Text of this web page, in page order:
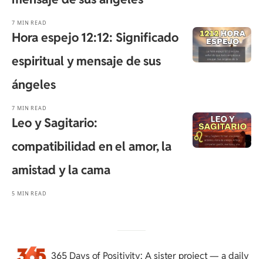
7 MIN READ
Hora espejo 12:12: Significado
espiritual y mensaje de sus
ángeles
7 MIN READ
Leo y Sagitario:
compatibilidad en el amor, la
amistad y la cama
5 MIN READ
365 Days of Positivity: A sister project — a daily